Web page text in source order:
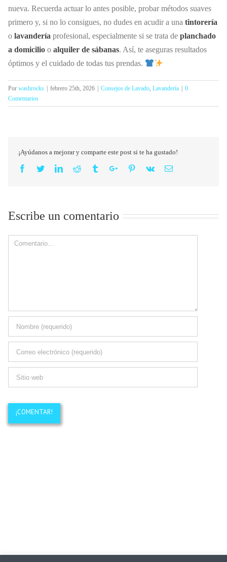
nueva. Recuerda actuar lo antes posible, probar métodos suaves
primero y, si no lo consigues, no dudes en acudir a una tintorería
o lavandería profesional, especialmente si se trata de planchado
a domicilio o alquiler de sábanas. Así, te aseguras resultados
óptimos y el cuidado de todas tus prendas.
Por washrocks febrero 25th, 2026 Consejos de Lavado, Lavandería
0
Comentarios
¡Ayúdanos a mejorar y comparte este post si te ha gustado!
Facebook
TwitterLinkedinReddit TumblrGoogle+Pinterest
Vk Email
Escribe un comentario
Comment